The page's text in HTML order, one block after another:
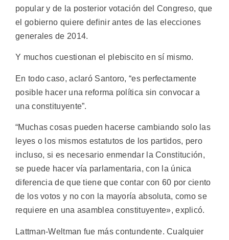
popular y de la posterior votación del Congreso, que
el gobierno quiere definir antes de las elecciones
generales de 2014.
Y muchos cuestionan el plebiscito en sí mismo.
En todo caso, aclaró Santoro, “es perfectamente
posible hacer una reforma política sin convocar a
una constituyente”.
“Muchas cosas pueden hacerse cambiando solo las
leyes o los mismos estatutos de los partidos, pero
incluso, si es necesario enmendar la Constitución,
se puede hacer vía parlamentaria, con la única
diferencia de que tiene que contar con 60 por ciento
de los votos y no con la mayoría absoluta, como se
requiere en una asamblea constituyente», explicó.
Lattman-Weltman fue más contundente. Cualquier